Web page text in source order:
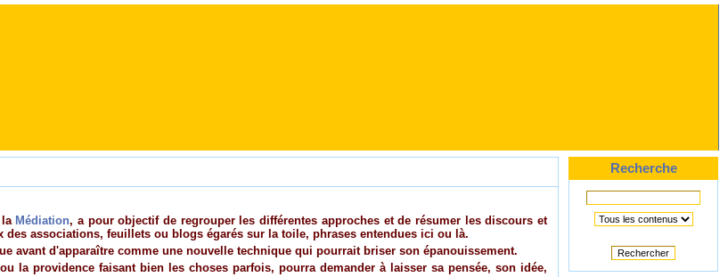
la Médiation, a pour objectif de regrouper les différentes approches et de résumer les discours et
associations, feuillets ou blogs égarés sur la toile, phrases entendues ici ou là.
avant d'apparaître comme une nouvelle technique qui pourrait briser son épanouissement.
la providence faisant bien les choses parfois, pourra demander à laisser sa pensée, son idée,
Recherche
Rechercher